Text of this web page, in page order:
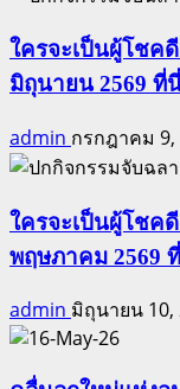
ใครจะเป็นผู้โชค
มิถุนายน 2569 ที่
admin กรกฎาคม 9,
ใครจะเป็นผู้โชค
พฤษภาคม 2569
admin มิถุนายน 10,